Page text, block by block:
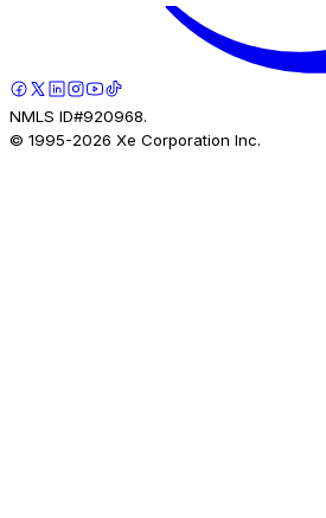
NMLS ID#920968.
© 1995-2026 Xe Corporation Inc.